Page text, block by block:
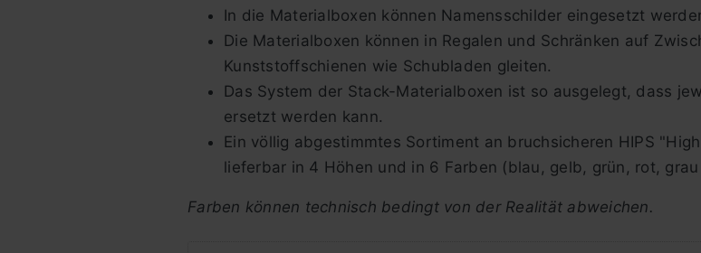
In die Materialboxen können Namensschilder eingesetzt
Die Materialboxen können in Regalen und Schränken auf
Kunststoffschienen wie Schubladen gleiten.
Das System der Stack-Materialboxen ist so ausgelegt, dass
ersetzt werden kann.
Ein völlig abgestimmtes Sortiment an bruchsicheren HIPS
lieferbar in 4 Höhen und in 6 Farben (blau, gelb, grün, rot,
Farben können technisch bedingt von der Realität abweichen.